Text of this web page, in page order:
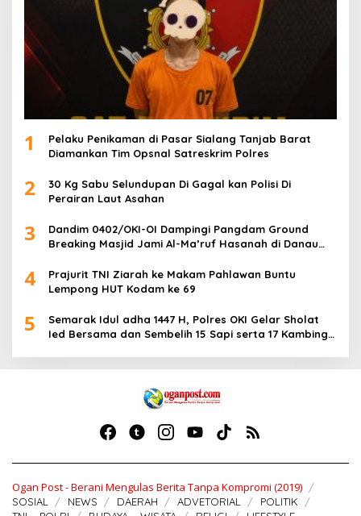
1
Pelaku Penikaman di Pasar Sialang Tanjab Barat
Diamankan Tim Opsnal Satreskrim Polres
2
30 Kg Sabu Selundupan Di Gagal kan Polisi Di
Perairan Laut Asahan
3
Dandim 0402/OKI-OI Dampingi Pangdam Ground
Breaking Masjid Jami Al-Ma’ruf Hasanah di Danau
4
Prajurit TNI Ziarah ke Makam Pahlawan Buntu
Lempong HUT Kodam ke 69
5
Semarak Idul adha 1447 H, Polres OKI Gelar Sholat
Ied Bersama dan Sembelih 15 Sapi serta 17 Kambing
Ogan Post - Berani Mengulas Berita Tanpa Kompromi (2019)
SOSIAL NEWS DAERAH ADVETORIAL
POLITIK